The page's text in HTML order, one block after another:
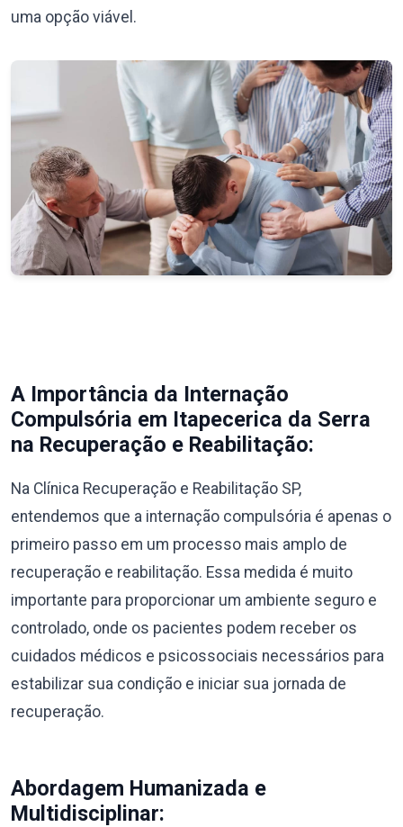
uma opção viável.
A Importância da Internação
Compulsória em Itapecerica da Serra
na Recuperação e Reabilitação:
Na Clínica Recuperação e Reabilitação SP,
entendemos que a internação compulsória é apenas o
primeiro passo em um processo mais amplo de
recuperação e reabilitação. Essa medida é muito
importante para proporcionar um ambiente seguro e
controlado, onde os pacientes podem receber os
cuidados médicos e psicossociais necessários para
estabilizar sua condição e iniciar sua jornada de
recuperação.
Abordagem Humanizada e
Multidisciplinar: